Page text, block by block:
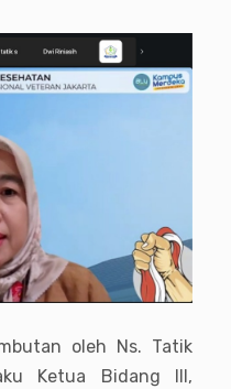
oleh Ns. Tatik
Ketua Bidang III,